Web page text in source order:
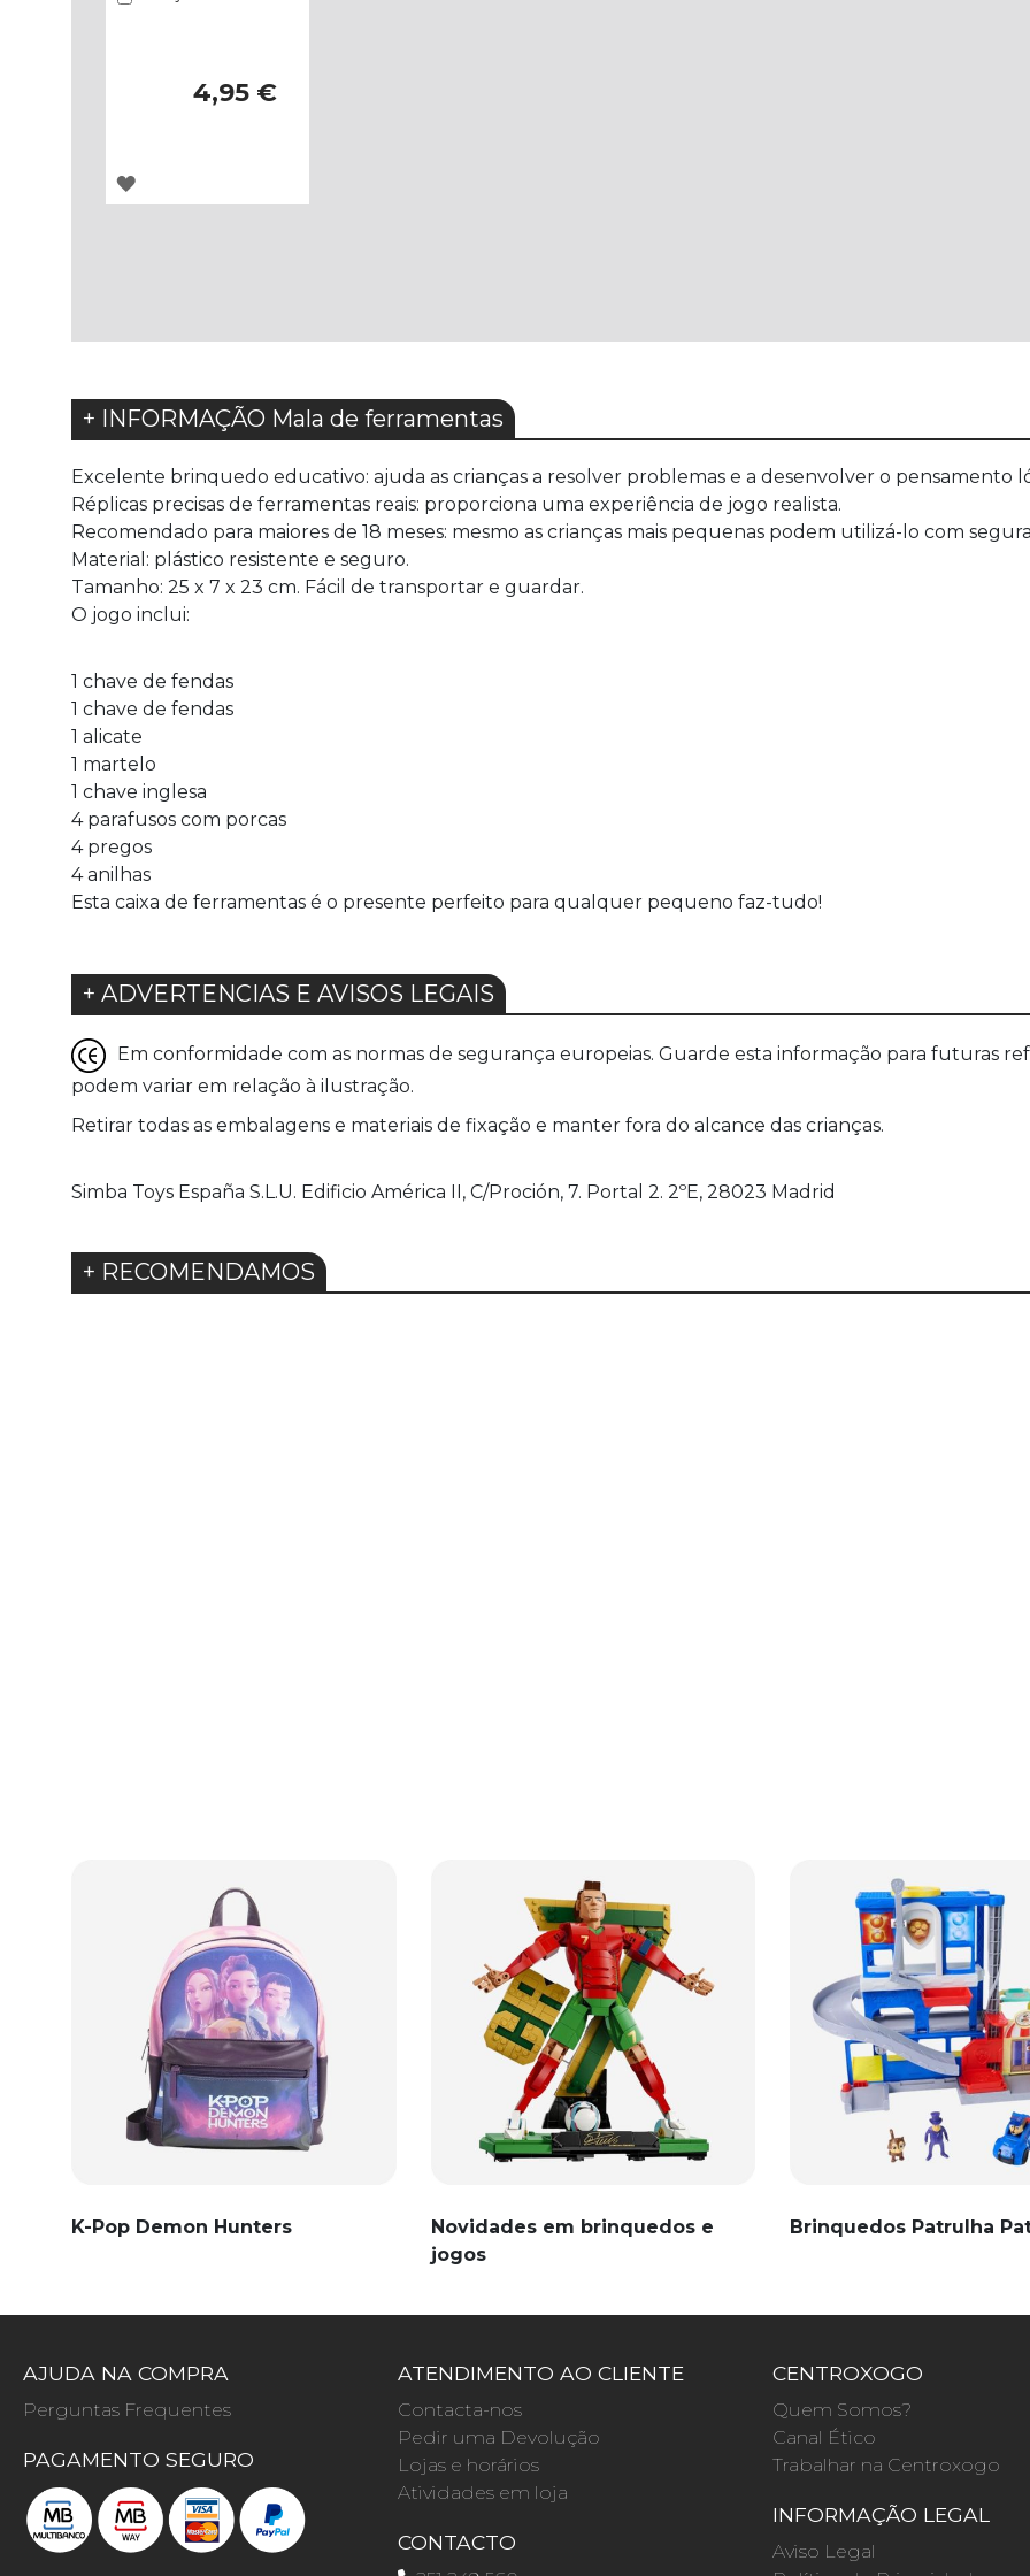
4,95 €
ADICIONAR
DESEJOS
+ INFORMAÇÃO Mala de ferramentas
Excelente brinquedo educativo: ajuda as crianças a resolver problemas e a desenvolver o pensamento
Réplicas precisas de ferramentas reais: proporciona uma experiência de jogo realista.
Recomendado para maiores de 18 meses: mesmo as crianças mais pequenas podem utilizá-lo com
Material: plástico resistente e seguro.
Tamanho: 25 x 7 x 23 cm. Fácil de transportar e guardar.
O jogo inclui:
1 chave de fendas
1 chave de fendas
1 alicate
1 martelo
1 chave inglesa
4 parafusos com porcas
4 pregos
4 anilhas
Esta caixa de ferramentas é o presente perfeito para qualquer pequeno faz-tudo!
+ ADVERTENCIAS E AVISOS LEGAIS
Em conformidade com as normas de segurança europeias. Guarde esta informação para futuras
podem variar em relação à ilustração.
Retirar todas as embalagens e materiais de fixação e manter fora do alcance das crianças.
Simba Toys España S.L.U. Edificio América II, C/Proción, 7. Portal 2. 2ºE, 28023 Madrid
+ RECOMENDAMOS
K-Pop Demon Hunters
Novidades em brinquedos e
jogos
Brinquedos Patrulha
AJUDA NA COMPRA
Perguntas Frequentes
PAGAMENTO SEGURO
ATENDIMENTO AO CLIENTE
Contacta-nos
Pedir uma Devolução
Lojas e horários
Atividades em loja
CONTACTO
CENTROXOGO
Quem Somos?
Canal Ético
Trabalhar na Centroxogo
INFORMAÇÃO LEGAL
Aviso Legal